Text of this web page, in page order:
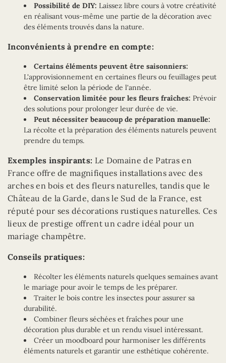
Possibilité de DIY: Laissez libre cours à votre créativité
en réalisant vous-même une partie de la décoration avec
des éléments trouvés dans la nature.
Inconvénients à prendre en compte:
Certains éléments peuvent être saisonniers:
L'approvisionnement en certaines fleurs ou feuillages peut
être limité selon la période de l'année.
Conservation limitée pour les fleurs fraîches: Prévoir
des solutions pour prolonger leur durée de vie.
Peut nécessiter beaucoup de préparation manuelle:
La récolte et la préparation des éléments naturels peuvent
prendre du temps.
Exemples inspirants: Le Domaine de Patras en
France offre de magnifiques installations avec des
arches en bois et des fleurs naturelles, tandis que le
Château de la Garde, dans le Sud de la France, est
réputé pour ses décorations rustiques naturelles. Ces
lieux de prestige offrent un cadre idéal pour un
mariage champêtre.
Conseils pratiques:
Récolter les éléments naturels quelques semaines avant
le mariage pour avoir le temps de les préparer.
Traiter le bois contre les insectes pour assurer sa
durabilité.
Combiner fleurs séchées et fraîches pour une
décoration plus durable et un rendu visuel intéressant.
Créer un moodboard pour harmoniser les différents
éléments naturels et garantir une esthétique cohérente.